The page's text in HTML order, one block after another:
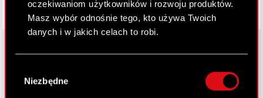
oczekiwaniom użytkowników i rozwoju produktów.
Masz wybór odnośnie tego, kto używa Twoich
danych i w jakich celach to robi.
Gromadzić dane dotyczące Twojej
lokalizacji geograficznej z dokładnością nawet
zgody
Niezbędne
O CD PROJEKT